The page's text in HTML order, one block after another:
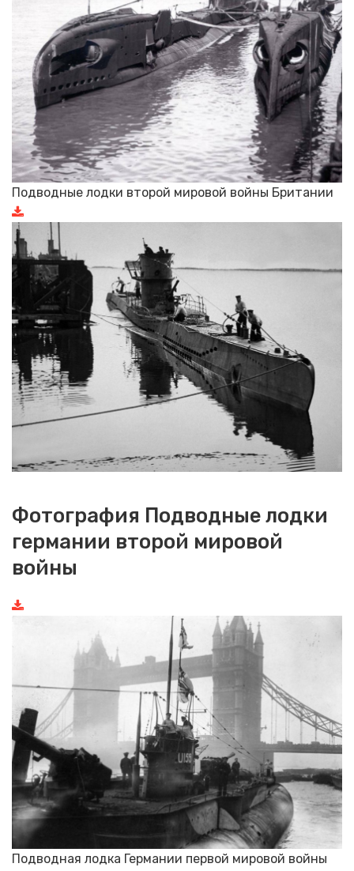
Подводные лодки второй мировой войны Британии
Фотография Подводные лодки
германии второй мировой
войны
Подводная лодка Германии первой мировой войны